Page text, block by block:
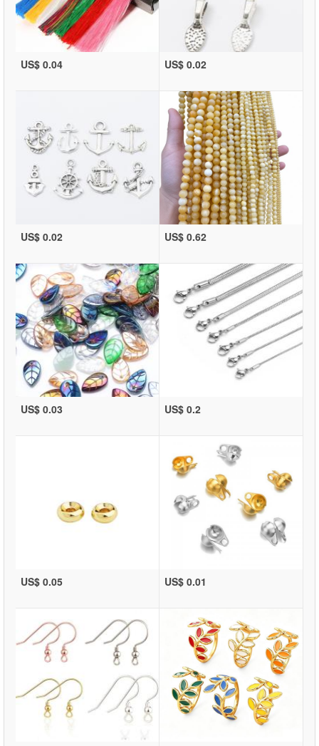
US$ 0.04 US$ 0.02
US$ 0.02 US$ 0.62
US$ 0.03 US$ 0.2
US$ 0.05 US$ 0.01